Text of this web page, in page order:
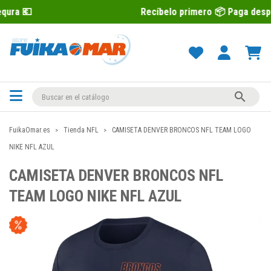
Recíbelo primero 📦 Paga después con

FuikaOmar.es Tienda NFL
CAMISETA DENVER BRONCOS NFL TEAM LOGO
NIKE NFL AZUL
CAMISETA DENVER BRONCOS NFL
TEAM LOGO NIKE NFL AZUL